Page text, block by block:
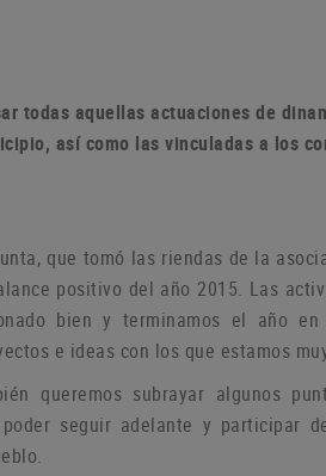
todas aquellas actuaciones de
así como las vinculadas a los
que tomó las riendas de la
positivo del año 2015. Las
bien y terminamos el año
e ideas con los que estamos
queremos subrayar algunos
poder seguir adelante y participar